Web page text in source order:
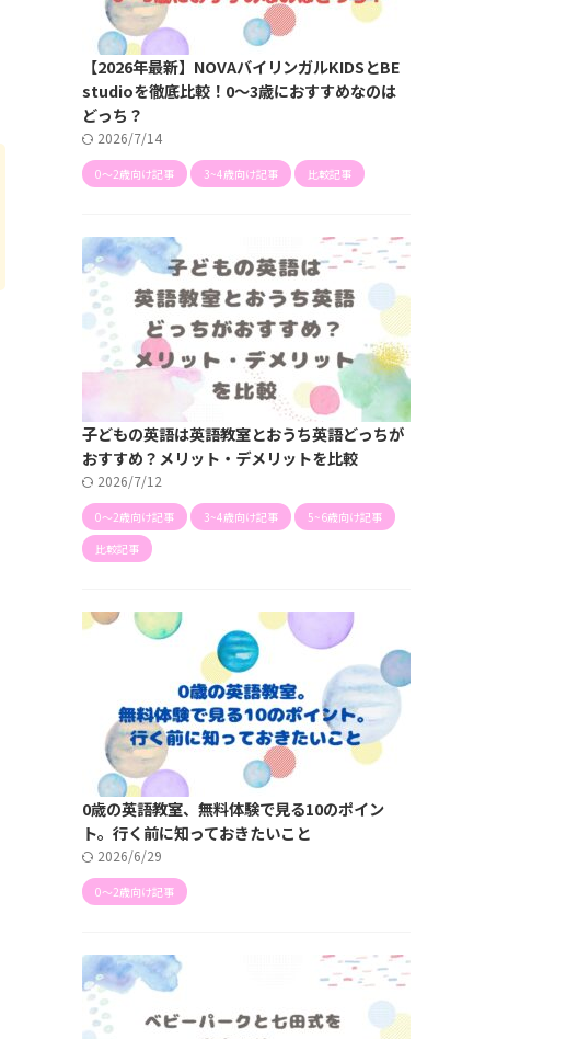
【2026年最新】NOVAバイリンガルKIDSとBE
studioを徹底比較！0～3歳におすすめなのは
どっち？
2026/7/14
0〜2歳向け記事 3~4歳向け記事 比較記事
子どもの英語は英語教室とおうち英語どっちが
おすすめ？メリット・デメリットを比較
2026/7/12
0〜2歳向け記事 3~4歳向け記事
5~6歳向け記事
比較記事
0歳の英語教室、無料体験で見る10のポイン
ト。行く前に知っておきたいこと
2026/6/29
0〜2歳向け記事